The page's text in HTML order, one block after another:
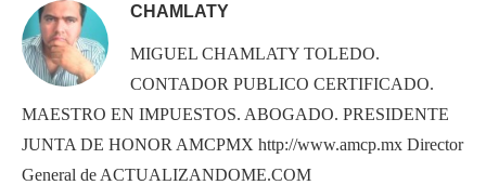
CHAMLATY
MIGUEL CHAMLATY TOLEDO.
CONTADOR PUBLICO CERTIFICADO.
MAESTRO EN IMPUESTOS. ABOGADO. PRESIDENTE
JUNTA DE HONOR AMCPMX http://www.amcp.mx Director
General de ACTUALIZANDOME.COM